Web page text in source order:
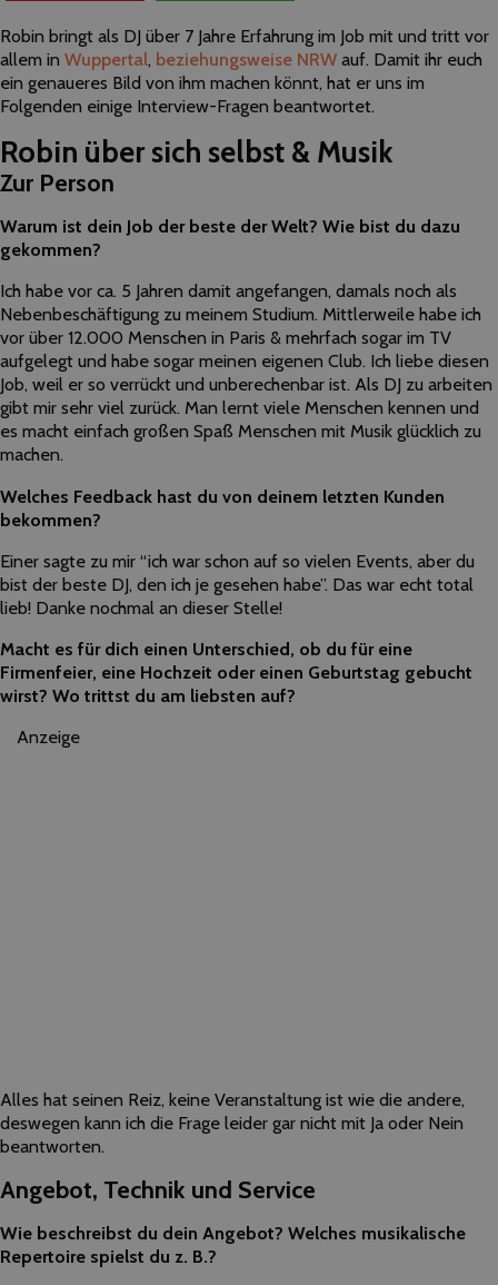
Robin bringt als DJ über 7 Jahre Erfahrung im Job mit und tritt vor
allem in Wuppertal, beziehungsweise NRW auf. Damit ihr euch
ein genaueres Bild von ihm machen könnt, hat er uns im
Folgenden einige Interview-Fragen beantwortet.
Robin über sich selbst & Musik
Zur Person
Warum ist dein Job der beste der Welt? Wie bist du dazu
gekommen?
Ich habe vor ca. 5 Jahren damit angefangen, damals noch als
Nebenbeschäftigung zu meinem Studium. Mittlerweile habe ich
vor über 12.000 Menschen in Paris & mehrfach sogar im TV
aufgelegt und habe sogar meinen eigenen Club. Ich liebe diesen
Job, weil er so verrückt und unberechenbar ist. Als DJ zu arbeiten
gibt mir sehr viel zurück. Man lernt viele Menschen kennen und
es macht einfach großen Spaß Menschen mit Musik glücklich zu
machen.
Welches Feedback hast du von deinem letzten Kunden
bekommen?
Einer sagte zu mir “ich war schon auf so vielen Events, aber du
bist der beste DJ, den ich je gesehen habe”. Das war echt total
lieb! Danke nochmal an dieser Stelle!
Macht es für dich einen Unterschied, ob du für eine
Firmenfeier, eine Hochzeit oder einen Geburtstag gebucht
wirst? Wo trittst du am liebsten auf?
Anzeige
Alles hat seinen Reiz, keine Veranstaltung ist wie die andere,
deswegen kann ich die Frage leider gar nicht mit Ja oder Nein
beantworten.
Angebot, Technik und Service
Wie beschreibst du dein Angebot? Welches musikalische
Repertoire spielst du z. B.?